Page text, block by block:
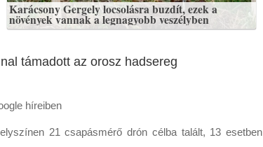
Karácsony Gergely locsolásra buzdít, ezek a
növények vannak a legnagyobb veszélyben
támadott az orosz hadsereg
híreiben
21 csapásmérő drón célba talált, 13 esetben